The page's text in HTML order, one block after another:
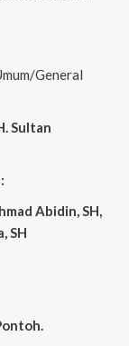
General
Sultan
:
Abidin, SH,
SH